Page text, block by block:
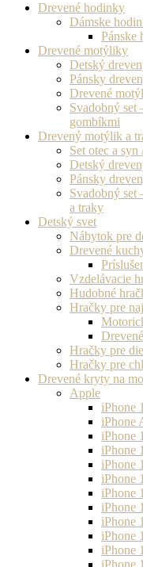
Drevené hodinky
Dámske
Pánske
Drevené motýliky
Detský
Pánsky
Drevené
Svadobný set
gombíkmi
Drevený motýlik a
Set otec a
Detský
Pánsky
Svadobný
a traky
Detský svet
Nábytok pre
Drevené
Vzdelávacie
Hudobné
Hračky pre
Hračky pre
Hračky pre
Drevené kryty na
Apple
iPhone
iPhone
iPhone
iPhone
iPhone
iPhone
iPhone
iPhone
iPhone
iPhone
iPhone
iPhone